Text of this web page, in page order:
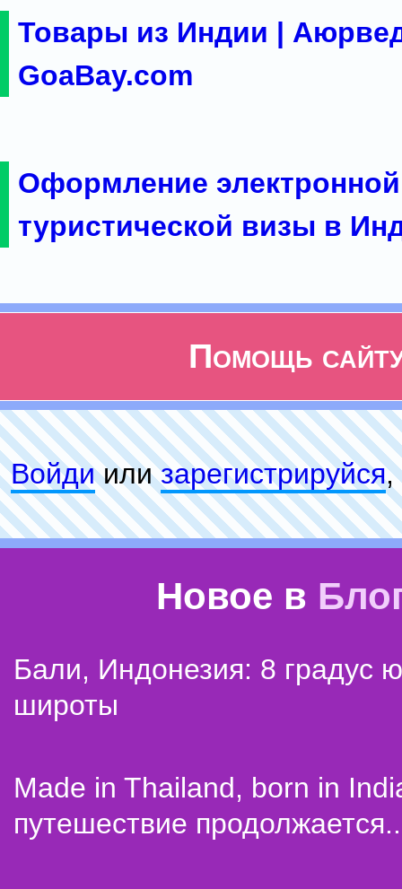
Товары из Индии |
GoaBay.com
Оформление электронной
туристической визы в
Помощь
Войдиилизарeгиcтpируйся,
Новое в
Бали, Индонезия: 8 градус
широты
Made in Thailand, born in
путешествие